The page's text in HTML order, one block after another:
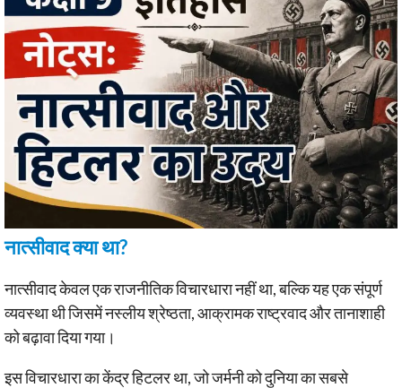
नात्सीवाद क्या था?
नात्सीवाद केवल एक राजनीतिक विचारधारा नहीं था, बल्कि यह एक संपूर्ण
व्यवस्था थी जिसमें नस्लीय श्रेष्ठता, आक्रामक राष्ट्रवाद और तानाशाही
को बढ़ावा दिया गया।
इस विचारधारा का केंद्र हिटलर था, जो जर्मनी को दुनिया का सबसे